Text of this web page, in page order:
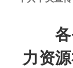
力资